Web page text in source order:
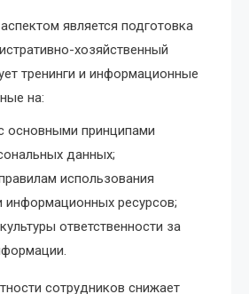
является подготовка
хозяйственный
тренинги и информационные
на:
основными принципами
данных;
использования
информационных ресурсов;
ответственности за
сотрудников снижает